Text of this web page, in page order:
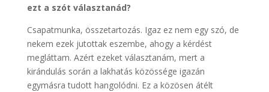
ezt a szót választanád?
Csapatmunka, összetartozás. Igaz ez nem egy szó, de
nekem ezek jutottak eszembe, ahogy a kérdést
megláttam. Azért ezeket választanám, mert a
kirándulás során a lakhatás közössége igazán
egymásra tudott hangolódni. Ez a közösen átélt